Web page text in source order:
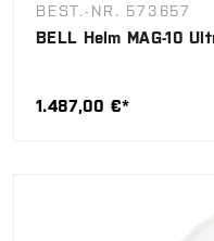
BEST.-NR. 573657
BELL Helm MAG-10
1.487,00 €*